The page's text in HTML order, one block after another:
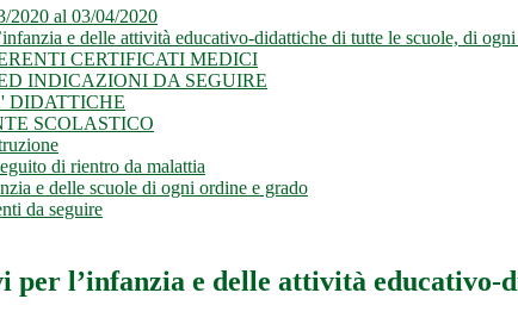
2020 al 03/04/2020
e delle attività educativo-didattiche di tutte le scuole, di
CERTIFICATI MEDICI
INDICAZIONI DA SEGUIRE
DIDATTICHE
SCOLASTICO
di rientro da malattia
e delle scuole di ogni ordine e grado
da seguire
per l’infanzia e delle attività